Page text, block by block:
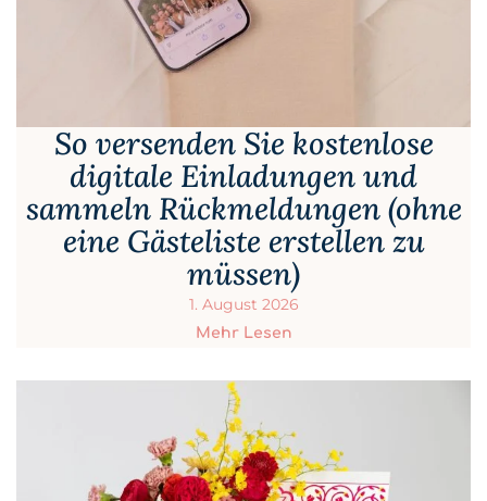
So versenden Sie kostenlose
digitale Einladungen und
sammeln Rückmeldungen (ohne
eine Gästeliste erstellen zu
müssen)
1. August 2026
Mehr Lesen